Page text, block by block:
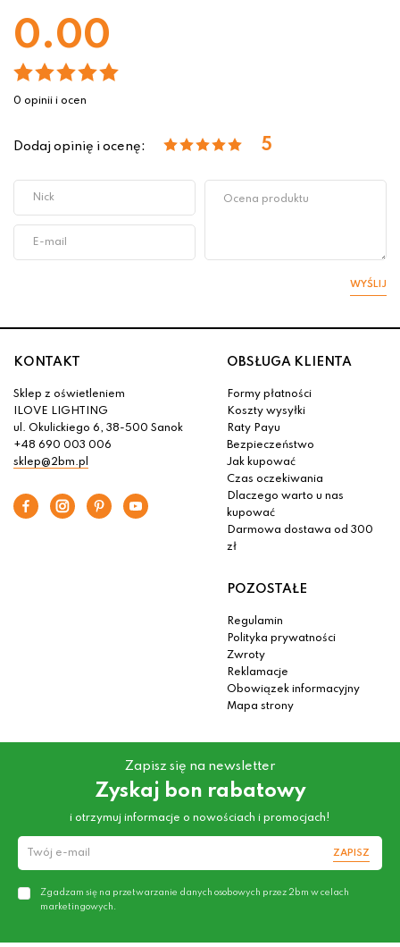
0.00
0 opinii i ocen
Dodaj opinię i ocenę: 5
WYŚLIJ
KONTAKT
Sklep z oświetleniem
ILOVE LIGHTING
ul. Okulickiego 6, 38-500 Sanok
+48 690 003 006
sklep@2bm.pl
OBSŁUGA KLIENTA
Formy płatności
Koszty wysyłki
Raty Payu
Bezpieczeństwo
Jak kupować
Czas oczekiwania
Dlaczego warto u nas
kupować
Darmowa dostawa od 300
zł
POZOSTAŁE
Regulamin
Polityka prywatności
Zwroty
Reklamacje
Obowiązek informacyjny
Mapa strony
Zapisz się na newsletter
Zyskaj bon rabatowy
i otrzymuj informacje o nowościach i promocjach!
ZAPISZ
Zgadzam się na przetwarzanie danych osobowych przez 2bm w celach
marketingowych.